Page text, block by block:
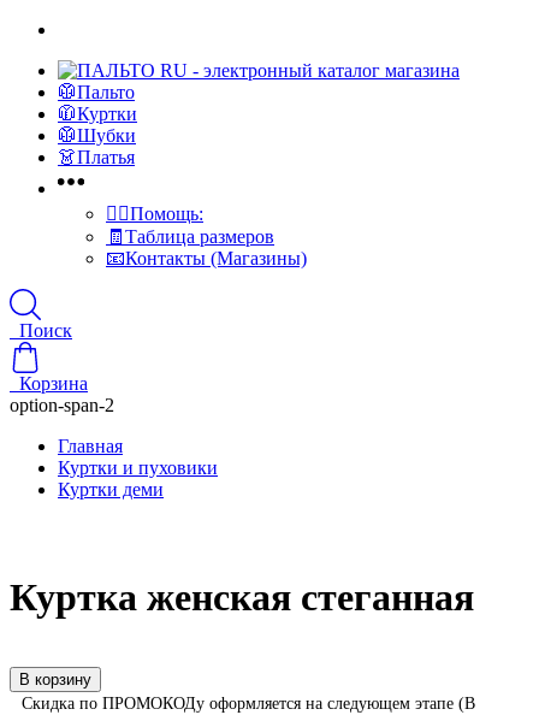
🥼Пальто
🧥Куртки
🥼Шубки
👗Платья
👍🏻Помощь:
🧾Таблица размеров
📧Контакты (Магазины)
Поиск
Корзина
option-span-2
Главная
Куртки и пуховики
Куртки деми
Куртка женская стеганная
В корзину
Скидка по ПРОМОКОДу оформляется на следующем этапе (В